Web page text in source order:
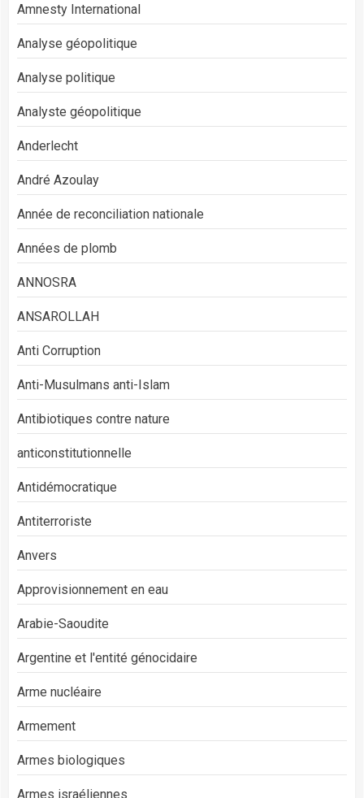
Amnesty International
Analyse géopolitique
Analyse politique
Analyste géopolitique
Anderlecht
André Azoulay
Année de reconciliation nationale
Années de plomb
ANNOSRA
ANSAROLLAH
Anti Corruption
Anti-Musulmans anti-Islam
Antibiotiques contre nature
anticonstitutionnelle
Antidémocratique
Antiterroriste
Anvers
Approvisionnement en eau
Arabie-Saoudite
Argentine et l'entité génocidaire
Arme nucléaire
Armement
Armes biologiques
Armes israéliennes